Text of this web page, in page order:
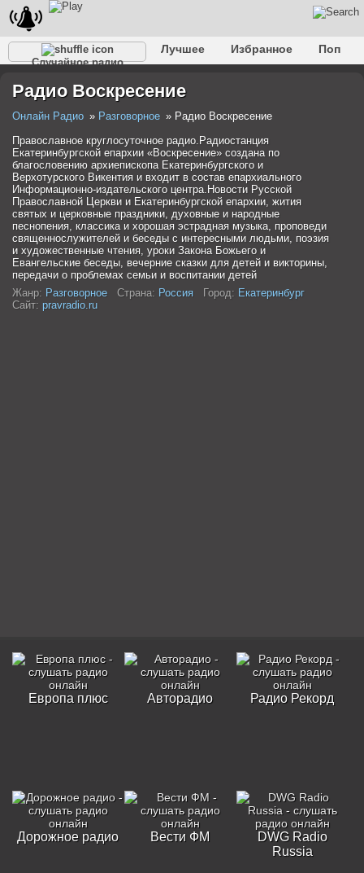
Случайное радио
Лучшее Избранное
Поп
Разговорное
Рэп Транс
Радио Воскресение
Онлайн Радио Разговорное
Радио Воскресение
Православное круглосуточное радио.Радиостанция
Екатеринбургской епархии «Воскресение» создана по
благословению архиепископа Екатеринбургского и
Верхотурского Викентия и входит в состав епархиального
Информационно-издательского центра.Новости Русской
Православной Церкви и Екатеринбургской епархии, жития
святых и церковные праздники, духовные и народные
песнопения, классика и хорошая эстрадная музыка, проповеди
священнослужителей и беседы с интересными людьми, поэзия
и художественные чтения, уроки Закона Божьего и
Евангельские беседы, вечерние сказки для детей и викторины,
передачи о проблемах семьи и воспитании детей
Жанр: Разговорное Страна: Россия Город: Екатеринбург
Сайт: pravradio.ru
Европа плюс Авторадио Радио Рекорд
Дорожное радио Вести ФМ
DWG Radio
Russia